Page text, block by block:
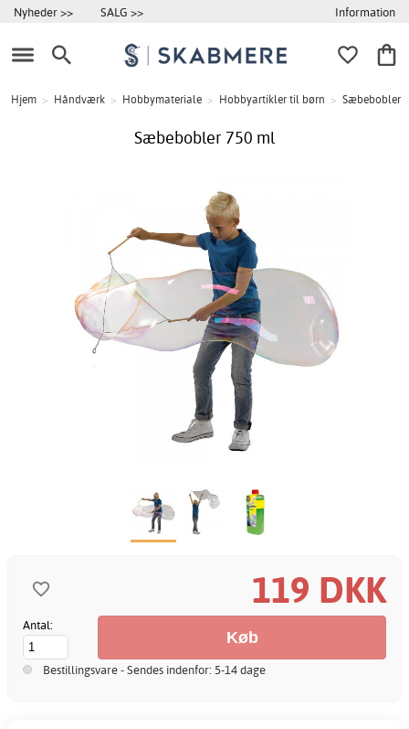
Nyheder >> SALG >> Information
Hjem > Håndværk > Hobbymateriale > Hobbyartikler til børn > Sæbebobler
Sæbebobler 750 ml
119 DKK
Antal:
Bestillingsvare - Sendes indenfor: 5-14 dage